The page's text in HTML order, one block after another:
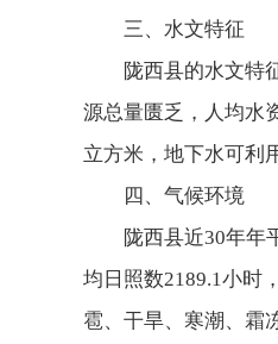
三、水文特征
陇西县的水文特
源总量匮乏，人均水
立方米，地下水可利
四、气候环境
陇西县近30年年
均日照数2189.1小时
雹、干旱、寒潮、霜